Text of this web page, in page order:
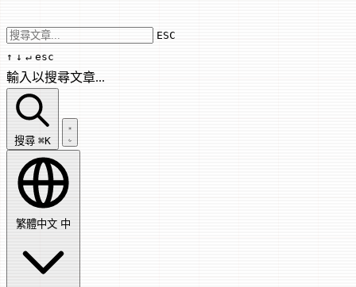
Use arrow keys to navigate results,
ESC
↑ ↓ ↵ esc
輸入以搜尋文章...
搜尋文章...
搜尋 ⌘K
繁體中文 中